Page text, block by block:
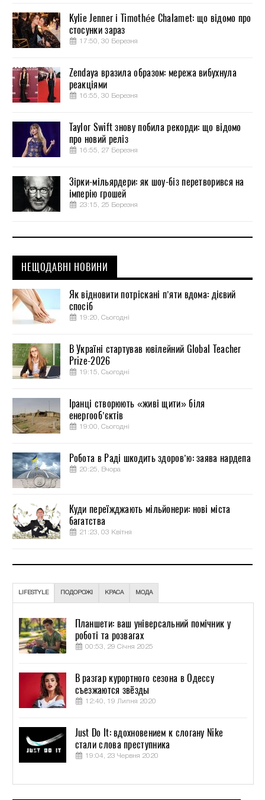
Kylie Jenner і Timothée Chalamet: що відомо про
стосунки зараз
17:50, 30 Березня
Zendaya вразила образом: мережа вибухнула
реакціями
16:55, 30 Березня
Taylor Swift знову побила рекорди: що відомо
про новий реліз
16:55, 27 Березня
Зірки-мільярдери: як шоу-біз перетворився на
імперію грошей
23:15, 25 Березня
НЕЩОДАВНІ НОВИНИ
Як відновити потріскані п’яти вдома: дієвий
спосіб
19:20, Сьогодні
В Україні стартував ювілейний Global Teacher
Prize-2026
19:15, Сьогодні
Іранці створюють «живі щити» біля
енергооб’єктів
19:00, Сьогодні
Робота в Раді шкодить здоров’ю: заява нардепа
20:25, Вчора
Куди переїжджають мільйонери: нові міста
багатства
21:23, 03 Квітня
LIFESTYLE ПОДОРОЖІ КРАСА МОДА
Планшети: ваш універсальний помічник у
роботі та розвагах
00:53, 29 Січня 2025
В разгар курортного сезона в Одессу
съезжаются звёзды
12:40, 19 Липня 2020
Just Do It: вдохновением к слогану Nike
стали слова преступника
19:04, 23 Червня 2020